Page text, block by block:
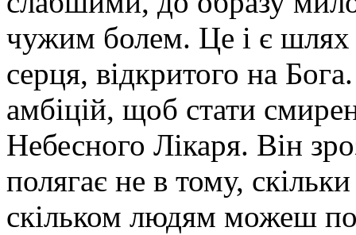
чужим болем. Це і є шлях
серця, відкритого на
амбіцій, щоб стати
Небесного Лікаря. Він
полягає не в тому,
скільком людям можеш